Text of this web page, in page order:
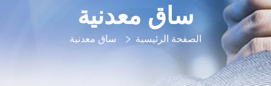
ساق معدنية
الصفحة الرئيسية ساق معدنية